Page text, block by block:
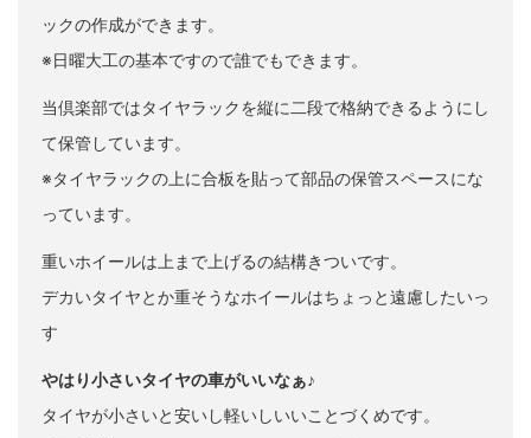
ックの作成ができます。
※日曜大工の基本ですので誰でもできます。
当倶楽部ではタイヤラックを縦に二段で格納できるようにし
て保管しています。
※タイヤラックの上に合板を貼って部品の保管スペースにな
っています。
重いホイールは上まで上げるの結構きついです。
デカいタイヤとか重そうなホイールはちょっと遠慮したいっ
す
やはり小さいタイヤの車がいいなぁ♪
タイヤが小さいと安いし軽いしいいことづくめです。